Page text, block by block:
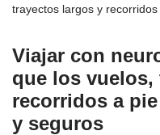
trayectos largos y
Viajar con
que los
recorridos a
y seguros